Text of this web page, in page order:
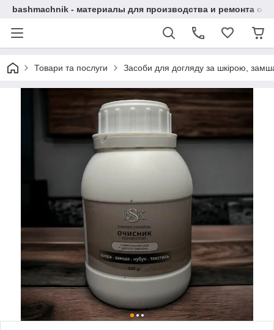
bashmachnik - материалы для производства и ремонта
Товари та послуги Засоби для догляду за шкірою,